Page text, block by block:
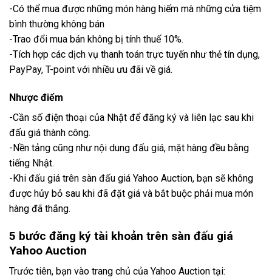
-Có thể mua được những món hàng hiếm mà những cửa tiệm
bình thường không bán
-Trao đổi mua bán không bị tính thuế 10%.
-Tích hợp các dịch vụ thanh toán trực tuyến như thẻ tín dụng,
PayPay, T-point với nhiều ưu đãi về giá.
Nhược điểm
-Cần số điện thoại của Nhật để đăng ký và liên lạc sau khi
đấu giá thành công.
-Nền tảng cũng như nội dung đấu giá, mặt hàng đều bằng
tiếng Nhật.
-Khi đấu giá trên sàn đấu giá Yahoo Auction, bạn sẽ không
được hủy bỏ sau khi đã đặt giá và bắt buộc phải mua món
hàng đã thắng.
5 bước đăng ký tài khoản trên sàn đấu giá
Yahoo Auction
Trước tiên, bạn vào trang chủ của Yahoo Auction tại: